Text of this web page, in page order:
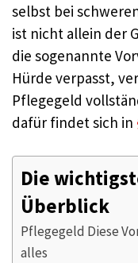
selbst bei
ist nicht allein der
die sogenannte
Hürde verpasst,
Pflegegeld
dafür findet sich in
Die
Überblick
Pflegegeld Diese
alles